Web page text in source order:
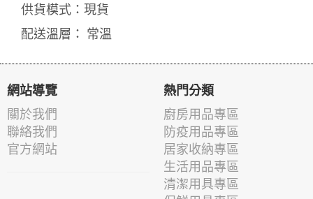
供貨模式：現貨
配送溫層： 常溫
網站導覽
關於我們
聯絡我們
官方網站
熱門分類
廚房用品專區
防疫用品專區
居家收納專區
生活用品專區
清潔用具專區